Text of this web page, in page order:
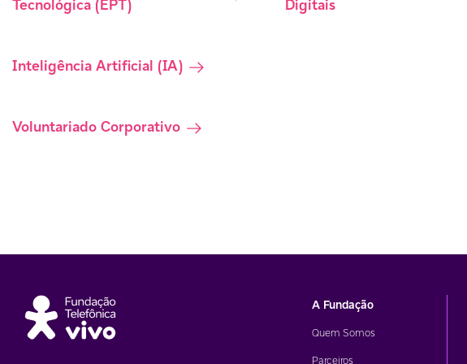
Tecnológica (EPT)
Inteligência Artificial (IA)
Voluntariado Corporativo
Digitais
A Fundação
Quem Somos
Parceiros